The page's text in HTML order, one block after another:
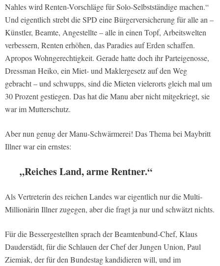
Nahles wird Renten-Vorschläge für Solo-Selbstständige machen.“
Und eigentlich strebt die SPD eine Bürgerversicherung für alle an –
Künstler, Beamte, Angestellte – alle in einen Topf, Arbeitswelten
verbessern, Renten erhöhen, das Paradies auf Erden schaffen.
Apropos Wohngerechtigkeit. Gerade hatte doch ihr Parteigenosse,
Dressman Heiko, ein Miet- und Maklergesetz auf den Weg
gebracht – und schwupps, sind die Mieten vielerorts gleich mal um
30 Prozent gestiegen. Das hat die Manu aber nicht mitgekriegt, sie
war im Mutterschutz.
Aber nun genug der Manu-Schwärmerei! Das Thema bei Maybritt
Illner war ein ernstes:
„Reiches Land, arme Rentner.“
Als Vertreterin des reichen Landes war eigentlich nur die Multi-
Millionärin Illner zugegen, aber die fragt ja nur und schwätzt nichts.
Für die Bessergestellten sprach der Beamtenbund-Chef, Klaus
Dauderstädt, für die Schlauen der Chef der Jungen Union, Paul
Ziemiak, der für den Bundestag kandidieren will, und im